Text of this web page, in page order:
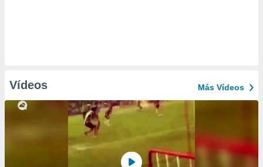
Vídeos Más Vídeos